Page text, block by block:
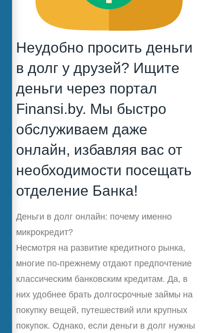
Неудобно просить деньги
в долг у друзей? Ищите
деньги через портал
Finansi.by. Мы быстро
обслуживаем даже
онлайн, избавляя вас от
необходимости посещать
отделение Банка!
Деньги в долг онлайн: почему именно
микрокредит?
Несмотря на развитие кредитного рынка,
многие по-прежнему отдают предпочтение
классическим банковским кредитам. Да, в
них удобнее брать долгосрочные займы на
покупку вещей, путешествий или крупных
покупок. Однако, если деньги в долг нужны